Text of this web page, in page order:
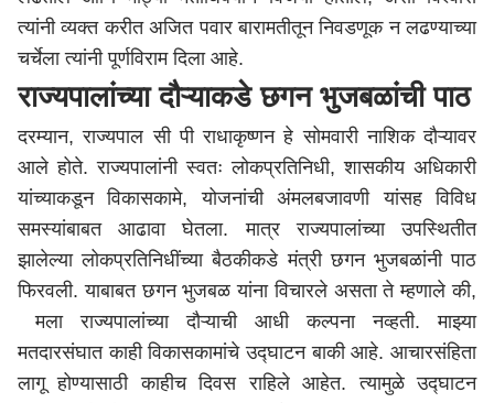
त्यांनी व्यक्त करीत अजित पवार बारामतीतून निवडणूक न लढण्याच्या
चर्चेला त्यांनी पूर्णविराम दिला आहे.
राज्यपालांच्या दौऱ्याकडे छगन भुजबळांची पाठ
दरम्यान, राज्यपाल सी पी राधाकृष्णन हे सोमवारीनाशिकदौऱ्यावर
आले होते. राज्यपालांनी स्वतः लोकप्रतिनिधी, शासकीय अधिकारी
यांच्याकडून विकासकामे, योजनांची अंमलबजावणी यांसह विविध
समस्यांबाबत आढावा घेतला. मात्र राज्यपालांच्या उपस्थितीत
झालेल्या लोकप्रतिनिधींच्या बैठकीकडे मंत्री छगन भुजबळांनी पाठ
फिरवली. याबाबत छगन भुजबळ यांना विचारले असता ते म्हणाले की,
मला राज्यपालांच्या दौऱ्याची आधी कल्पना नव्हती. माझ्या
मतदारसंघात काही विकासकामांचे उद्घाटन बाकी आहे. आचारसंहिता
लागू होण्यासाठी काहीच दिवस राहिले आहेत. त्यामुळे उद्घाटन